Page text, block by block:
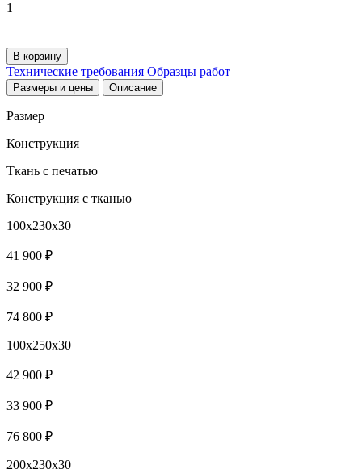
1
В корзину
Технические требования Образцы работ
Размеры и цены Описание
Размер
Конструкция
Ткань с печатью
Конструкция с тканью
100x230x30
41 900 ₽
32 900 ₽
74 800 ₽
100x250x30
42 900 ₽
33 900 ₽
76 800 ₽
200x230x30